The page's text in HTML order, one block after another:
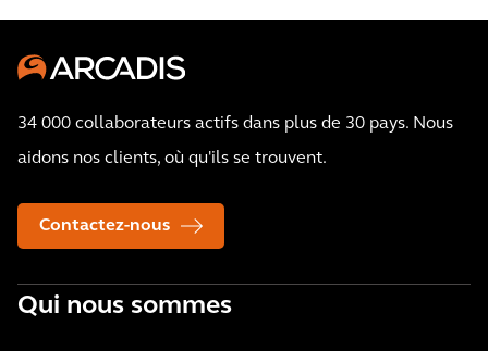
34 000 collaborateurs actifs dans plus de 30 pays. Nous
aidons nos clients, où qu'ils se trouvent.
Contactez-nous
Qui nous sommes